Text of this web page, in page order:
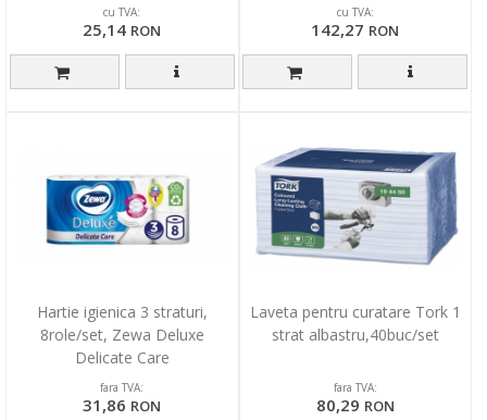
cu TVA:
25,14 RON
cu TVA:
142,27 RON
Hartie igienica 3 straturi,
8role/set, Zewa Deluxe
Delicate Care
fara TVA:
31,86 RON
Laveta pentru curatare Tork 1
strat albastru,40buc/set
fara TVA:
80,29 RON